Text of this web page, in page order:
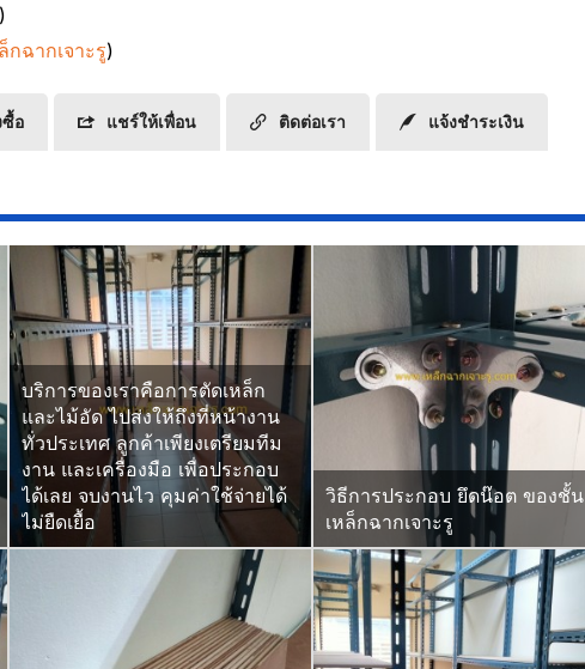
)
กฉากเจาะรู)
ซื้อ แชร์ให้เพื่อน ติดต่อเรา แจ้งชำระเงิน
บริการของเราคือการตัดเหล็ก
และไม้อัด ไปส่งให้ถึงที่หน้างาน
ทั่วประเทศ ลูกค้าเพียงเตรียมทีม
งาน และเครื่องมือ เพื่อประกอบ
ได้เลย จบงานไว คุมค่าใช้จ่ายได้
ไม่ยืดเยื้อ
วิธีการประกอบ ยึดน๊อต ของชั้น
เหล็กฉากเจาะรู